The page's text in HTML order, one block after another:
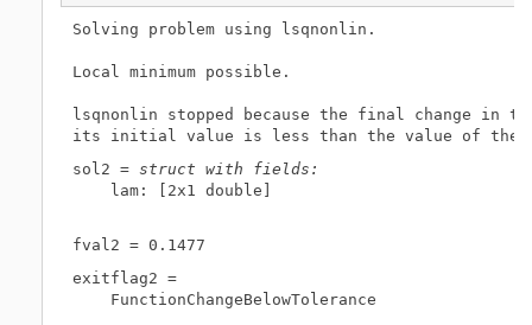
Solving problem using lsqnonlin.
Local minimum possible.
lsqnonlin stopped because the final change in
sol2 = struct with fields:
    lam: [2x1 double]
exitflag2 =
    FunctionChangeBelowTolerance